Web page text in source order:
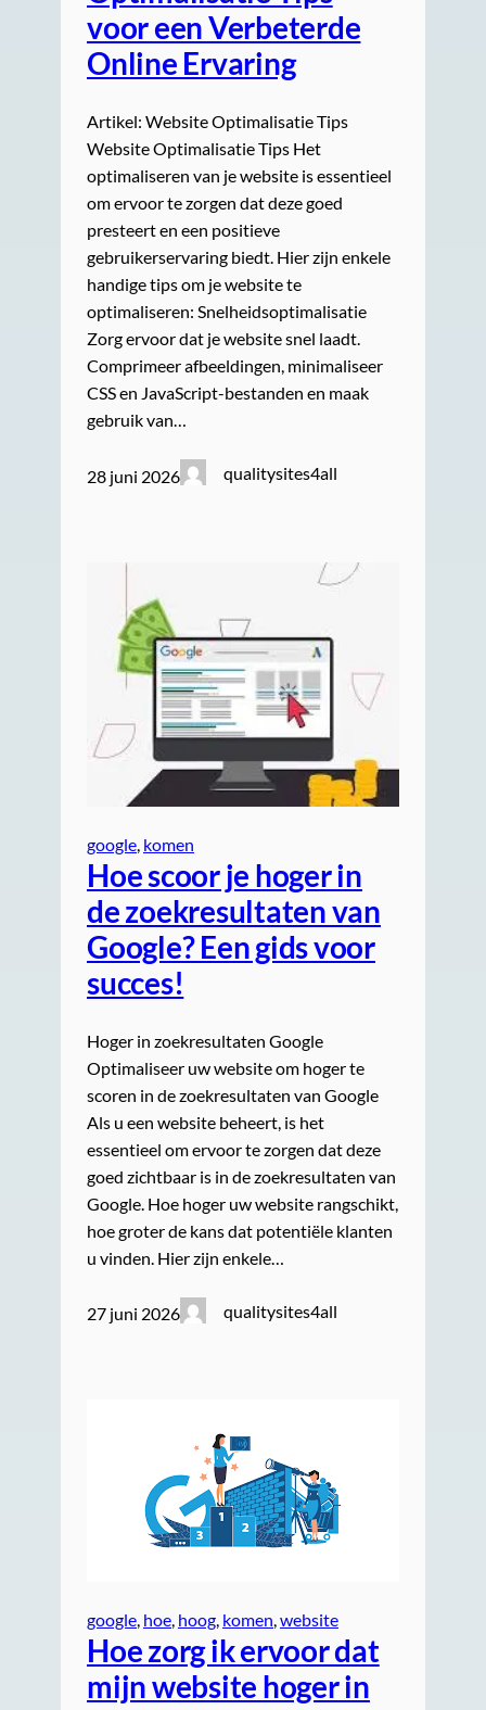
voor een Verbeterde
Online Ervaring
Artikel: Website Optimalisatie Tips
Website Optimalisatie Tips Het
optimaliseren van je website is essentieel
om ervoor te zorgen dat deze goed
presteert en een positieve
gebruikerservaring biedt. Hier zijn enkele
handige tips om je website te
optimaliseren: Snelheidsoptimalisatie
Zorg ervoor dat je website snel laadt.
Comprimeer afbeeldingen, minimaliseer
CSS en JavaScript-bestanden en maak
gebruik van…
28 juni 2026 qualitysites4all
google komen
Hoe scoor je hoger in
de zoekresultaten van
Google? Een gids voor
succes!
Hoger in zoekresultaten Google
Optimaliseer uw website om hoger te
scoren in de zoekresultaten van Google
Als u een website beheert, is het
essentieel om ervoor te zorgen dat deze
goed zichtbaar is in de zoekresultaten van
Google. Hoe hoger uw website rangschikt,
hoe groter de kans dat potentiële klanten
u vinden. Hier zijn enkele…
27 juni 2026 qualitysites4all
google, hoe, hoog, komen, website
Hoe zorg ik ervoor dat
mijn website hoger in